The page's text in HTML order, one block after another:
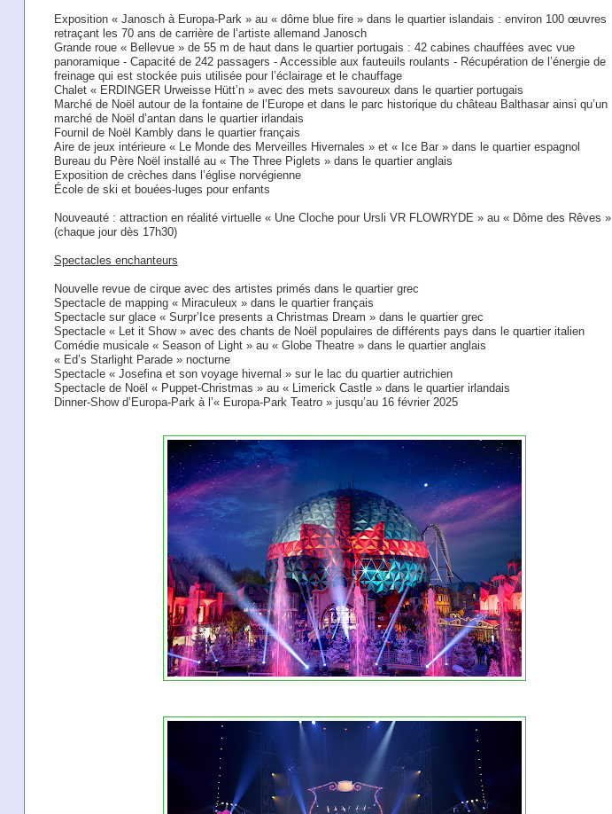
Exposition « Janosch à Europa-Park » au « dôme blue fire » dans le quartier islandais : environ 100 œuvres
retraçant les 70 ans de carrière de l’artiste allemand Janosch
Grande roue « Bellevue » de 55 m de haut dans le quartier portugais : 42 cabines chauffées avec vue
panoramique - Capacité de 242 passagers - Accessible aux fauteuils roulants - Récupération de l’énergie de
freinage qui est stockée puis utilisée pour l’éclairage et le chauffage
Chalet « ERDINGER Urweisse Hütt’n » avec des mets savoureux dans le quartier portugais
Marché de Noël autour de la fontaine de l’Europe et dans le parc historique du château Balthasar ainsi qu’un
marché de Noël d’antan dans le quartier irlandais
Fournil de Noël Kambly dans le quartier français
Aire de jeux intérieure « Le Monde des Merveilles Hivernales » et « Ice Bar » dans le quartier espagnol
Bureau du Père Noël installé au « The Three Piglets » dans le quartier anglais
Exposition de crèches dans l’église norvégienne
École de ski et bouées-luges pour enfants
Nouveauté : attraction en réalité virtuelle « Une Cloche pour Ursli VR FLOWRYDE » au « Dôme des Rêves »
(chaque jour dès 17h30)
Spectacles enchanteurs
Nouvelle revue de cirque avec des artistes primés dans le quartier grec
Spectacle de mapping « Miraculeux » dans le quartier français
Spectacle sur glace « Surpr’Ice presents a Christmas Dream » dans le quartier grec
Spectacle « Let it Show » avec des chants de Noël populaires de différents pays dans le quartier italien
Comédie musicale « Season of Light » au « Globe Theatre » dans le quartier anglais
« Ed’s Starlight Parade » nocturne
Spectacle « Josefina et son voyage hivernal » sur le lac du quartier autrichien
Spectacle de Noël « Puppet-Christmas » au « Limerick Castle » dans le quartier irlandais
Dinner-Show d’Europa-Park à l’« Europa-Park Teatro » jusqu’au 16 février 2025